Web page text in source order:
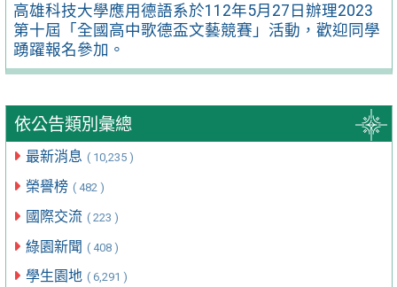
高雄科技大學應用德語系於112年5月27日辦理2023
第十屆「全國高中歌德盃文藝競賽」活動，歡迎同學
踴躍報名參加。
依公告類別彙總
最新消息 ( 10,235 )
榮譽榜 ( 482 )
國際交流 ( 223 )
綠園新聞 ( 408 )
學生園地 ( 6,291 )